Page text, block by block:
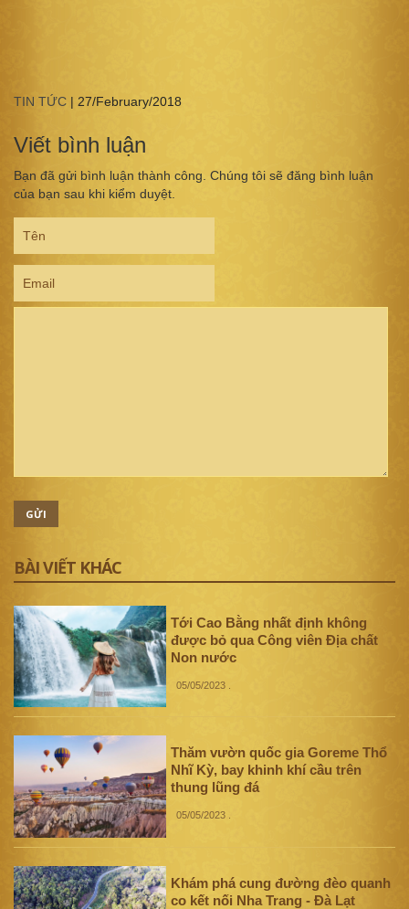
TIN TỨC | 27/February/2018
Viết bình luận
Bạn đã gửi bình luận thành công. Chúng tôi sẽ đăng bình luận
của bạn sau khi kiểm duyệt.
GỬI
BÀI VIẾT KHÁC
Tới Cao Bằng nhất định không
được bỏ qua Công viên Địa chất
Non nước
05/05/2023
Thăm vườn quốc gia Goreme Thổ
Nhĩ Kỳ, bay khinh khí cầu trên
thung lũng đá
05/05/2023
Khám phá cung đường đèo quanh
co kết nối Nha Trang - Đà Lạt